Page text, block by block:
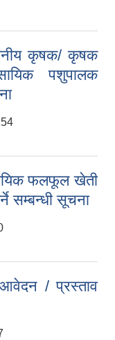
कृषक/ कृषक
पशुपालक
फलफूल खेती
सम्बन्धी सूचना
आवेदन / प्रस्ताव